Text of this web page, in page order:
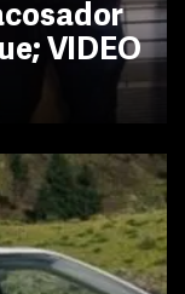
VIDEO